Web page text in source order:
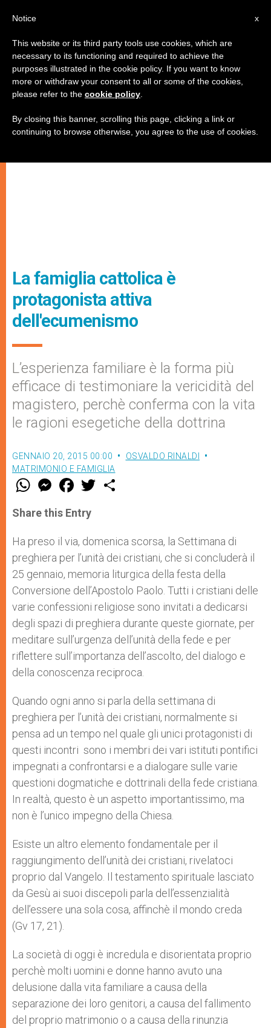
La famiglia cattolica è
protagonista attiva
dell'ecumenismo
L’esperienza familiare è la forma più
efficace di testimoniare la vericidità del
magistero, perchè conferma con la vita
le ragioni esegetiche della dottrina
GENNAIO 20, 2015 00:00
OSVALDO RINALDI
MATRIMONIO E FAMIGLIA
W
t
s
p
p
M
e
s
e
g
e
r
F
a
e
b
o
k
w
r
Share this Entry
Ha preso il via, domenica scorsa, la Settimana di
preghiera per l’unità dei cristiani, che si concluderà il
25 gennaio, memoria liturgica della festa della
Conversione dell’Apostolo Paolo. Tutti i cristiani delle
varie confessioni religiose sono invitati a dedicarsi
degli spazi di preghiera durante queste giornate, per
meditare sull’urgenza dell’unità della fede e per
riflettere sull’importanza dell’ascolto, del dialogo e
della conoscenza reciproca.
Quando ogni anno si parla della settimana di
preghiera per l’unità dei cristiani, normalmente si
pensa ad un tempo nel quale gli unici protagonisti di
questi incontri sono i membri dei vari istituti pontifici
impegnati a confrontarsi e a dialogare sulle varie
questioni dogmatiche e dottrinali della fede cristiana.
In realtà, questo è un aspetto importantissimo, ma
non è l’unico impegno della Chiesa.
Esiste un altro elemento fondamentale per il
raggiungimento dell’unità dei cristiani, rivelatoci
proprio dal Vangelo. Il testamento spirituale lasciato
da Gesù ai suoi discepoli parla dell’essenzialità
dell’essere una sola cosa, affinchè il mondo creda
(Gv 17, 21).
La società di oggi è incredula e disorientata proprio
perchè molti uomini e donne hanno avuto una
delusione dalla vita familiare a causa della
separazione dei loro genitori, a causa del fallimento
del proprio matrimonio o a causa della rinunzia
x
Notice
This website or its third party tools use cookies, which are
necessary to its functioning and required to achieve the
purposes illustrated in the cookie policy. If you want to know
more or withdraw your consent to all or some of the cookies,
please refer to the cookie policy
By closing this banner, scrolling this page, clicking a link or
continuing to browse otherwise, you agree to the use of cookies.